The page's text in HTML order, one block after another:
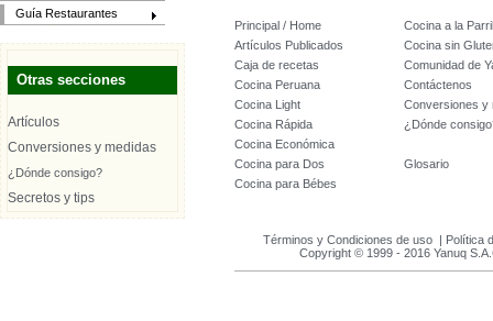
Guía Restaurantes
Otras secciones
Artículos
Conversiones y medidas
¿Dónde consigo?
Secretos y tips
Principal / Home
Cocina a la
Artículos Publicados
Cocina sin
Caja de recetas
Comunidad de
Cocina Peruana
Contáctenos
Cocina Light
Conversiones y
Cocina Rápida
¿Dónde
Cocina Económica
Cocina para Dos
Glosario
Cocina para Bébes
Términos y Condiciones de uso| Política
Copyright © 1999 - 2016 Yanuq